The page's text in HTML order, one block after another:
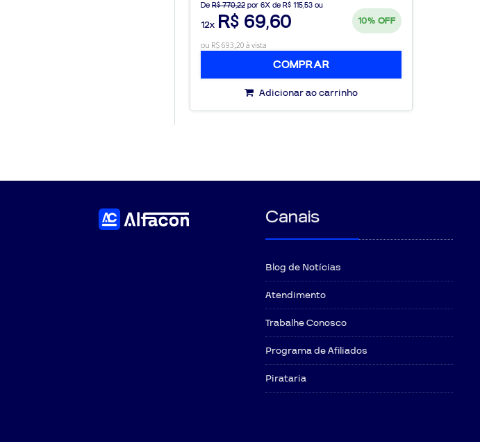
De R$ 770,22 por 6X de R$ 115,53 ou
12x R$ 69,60 10% OFF
ou R$ 693,20 à vista
COMPRAR
Adicionar ao carrinho
Canais
Blog de Notícias
Atendimento
Trabalhe Conosco
Programa de Afiliados
Pirataria